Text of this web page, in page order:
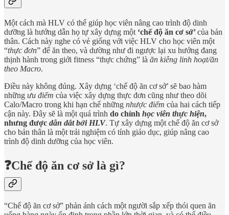
Một cách mà HLV có thể giúp học viên nâng cao trình độ dinh
dưỡng là hướng dẫn họ tự xây dựng một ‘chế độ ăn cơ sở’của bản
thân. Cách này nghe có vẻ giống với việc HLV cho học viên một
“thực đơn” để ăn theo, và dường như đi ngược lại xu hướng đang
thịnh hành trong giới fitness “thực chứng” là ăn kiêng linh hoạt/ăn
theo Macro.
Điều này không đúng. Xây dựng ‘chế độ ăn cơ sở’ sẽ bao hàm
những ưu điểm của việc xây dựng thực đơn cũng như theo dõi
Calo/Macro trong khi hạn chế những nhược điểm của hai cách tiếp
cận này. Đây sẽ là một quá trình do chính học viên thực hiện,
nhưng được dẫn dắt bởi HLV. Tự xây dựng một chế độ ăn cơ sở
cho bản thân là một trải nghiệm có tính giáo dục, giúp nâng cao
trình độ dinh dưỡng của học viên.
❓Chế độ ăn cơ sở là gì?
“Chế độ ăn cơ sở” phản ánh cách một người sắp xếp thói quen ăn